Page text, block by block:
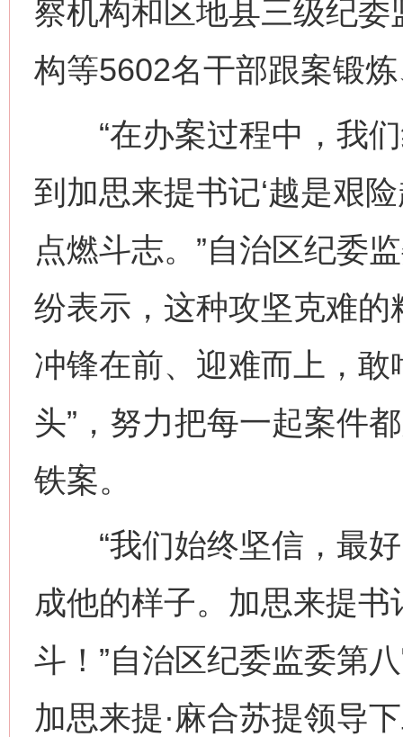
察机构和区地县三级纪
构等5602名干部跟案锻
“在办案过程中，我们
到加思来提书记‘越是艰
点燃斗志。”自治区纪委
纷表示，这种攻坚克难
冲锋在前、迎难而上，敢
头”，努力把每一起案件
铁案。
“我们始终坚信，最好
成他的样子。加思来提
斗！”自治区纪委监委第
加思来提·麻合苏提领导